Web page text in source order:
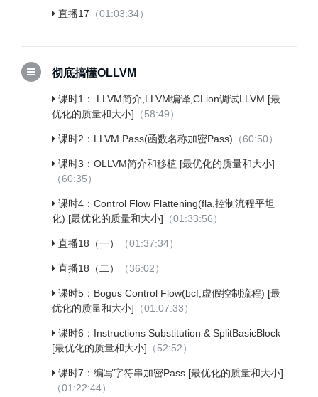
直播17 （01:03:34）
彻底搞懂OLLVM
课时1： LLVM简介,LLVM编译,CLion调试LLVM [最
优化的质量和大小] （58:49）
课时2：LLVM Pass(函数名称加密Pass) （60:50）
课时3：OLLVM简介和移植 [最优化的质量和大小]
（60:35）
课时4：Control Flow Flattening(fla,控制流程平坦
化) [最优化的质量和大小] （01:33:56）
直播18（一） （01:37:34）
直播18（二） （36:02）
课时5：Bogus Control Flow(bcf,虚假控制流程) [最
优化的质量和大小] （01:07:33）
课时6：Instructions Substitution & SplitBasicBlock
[最优化的质量和大小] （52:52）
课时7：编写字符串加密Pass [最优化的质量和大小]
（01:22:44）